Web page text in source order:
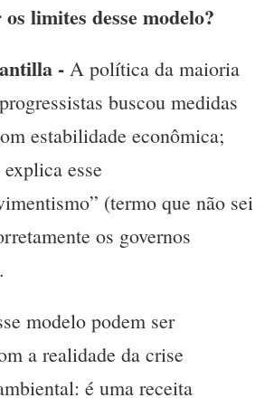
limites desse modelo?
-A política da maioria
buscou medidas
estabilidade econômica;
esse
(termo que não sei
os governos
modelo podem ser
a realidade da crise
é uma receita